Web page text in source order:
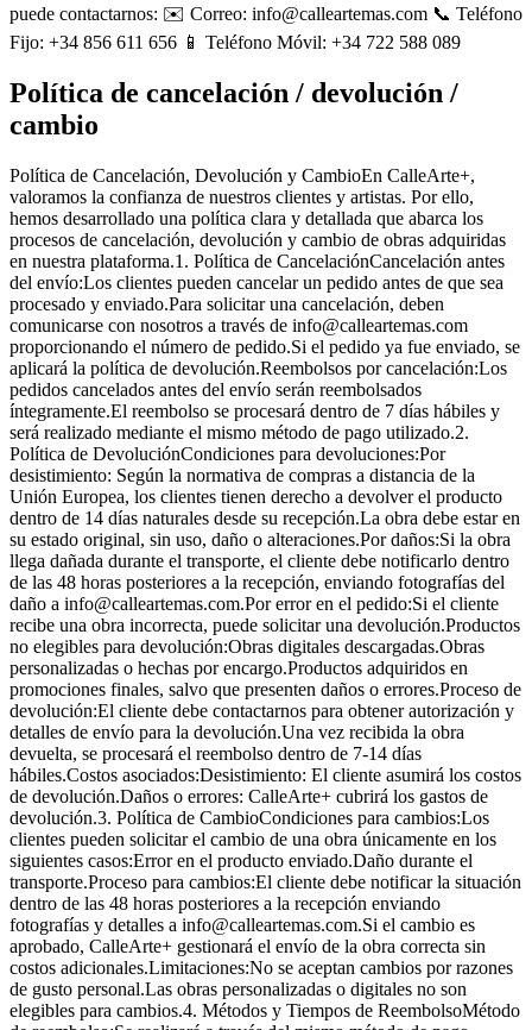
puede contactarnos: ✉️ Correo: info@calleartemas.com 📞 Teléfono
Fijo: +34 856 611 656 📱 Teléfono Móvil: +34 722 588 089
Política de cancelación / devolución /
cambio
Política de Cancelación, Devolución y CambioEn CalleArte+,
valoramos la confianza de nuestros clientes y artistas. Por ello,
hemos desarrollado una política clara y detallada que abarca los
procesos de cancelación, devolución y cambio de obras adquiridas
en nuestra plataforma.1. Política de CancelaciónCancelación antes
del envío:Los clientes pueden cancelar un pedido antes de que sea
procesado y enviado.Para solicitar una cancelación, deben
comunicarse con nosotros a través de info@calleartemas.com
proporcionando el número de pedido.Si el pedido ya fue enviado, se
aplicará la política de devolución.Reembolsos por cancelación:Los
pedidos cancelados antes del envío serán reembolsados
íntegramente.El reembolso se procesará dentro de 7 días hábiles y
será realizado mediante el mismo método de pago utilizado.2.
Política de DevoluciónCondiciones para devoluciones:Por
desistimiento: Según la normativa de compras a distancia de la
Unión Europea, los clientes tienen derecho a devolver el producto
dentro de 14 días naturales desde su recepción.La obra debe estar en
su estado original, sin uso, daño o alteraciones.Por daños:Si la obra
llega dañada durante el transporte, el cliente debe notificarlo dentro
de las 48 horas posteriores a la recepción, enviando fotografías del
daño a info@calleartemas.com.Por error en el pedido:Si el cliente
recibe una obra incorrecta, puede solicitar una devolución.Productos
no elegibles para devolución:Obras digitales descargadas.Obras
personalizadas o hechas por encargo.Productos adquiridos en
promociones finales, salvo que presenten daños o errores.Proceso de
devolución:El cliente debe contactarnos para obtener autorización y
detalles de envío para la devolución.Una vez recibida la obra
devuelta, se procesará el reembolso dentro de 7-14 días
hábiles.Costos asociados:Desistimiento: El cliente asumirá los costos
de devolución.Daños o errores: CalleArte+ cubrirá los gastos de
devolución.3. Política de CambioCondiciones para cambios:Los
clientes pueden solicitar el cambio de una obra únicamente en los
siguientes casos:Error en el producto enviado.Daño durante el
transporte.Proceso para cambios:El cliente debe notificar la situación
dentro de las 48 horas posteriores a la recepción enviando
fotografías y detalles a info@calleartemas.com.Si el cambio es
aprobado, CalleArte+ gestionará el envío de la obra correcta sin
costos adicionales.Limitaciones:No se aceptan cambios por razones
de gusto personal.Las obras personalizadas o digitales no son
elegibles para cambios.4. Métodos y Tiempos de ReembolsoMétodo